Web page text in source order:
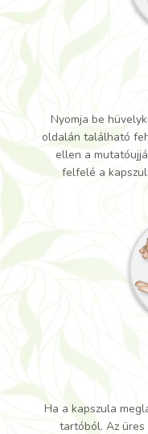
Nyomja be
oldalán található
ellen a
felfelé a
Ha a kapszula
tartóból. Az üres